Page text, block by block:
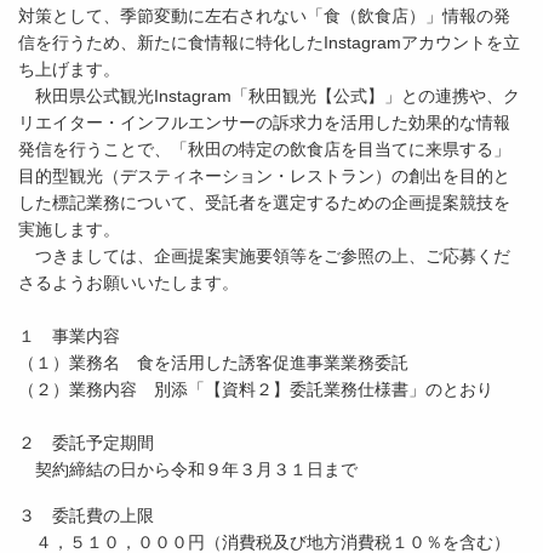
対策として、季節変動に左右されない「食（飲食店）」情報の発
信を行うため、新たに食情報に特化したInstagramアカウントを立
ち上げます。
秋田県公式観光Instagram「秋田観光【公式】」との連携や、ク
リエイター・インフルエンサーの訴求力を活用した効果的な情報
発信を行うことで、「秋田の特定の飲食店を目当てに来県する」
目的型観光（デスティネーション・レストラン）の創出を目的と
した標記業務について、受託者を選定するための企画提案競技を
実施します。
つきましては、企画提案実施要領等をご参照の上、ご応募くだ
さるようお願いいたします。
１ 事業内容
（１）業務名 食を活用した誘客促進事業業務委託
（２）業務内容 別添「【資料２】委託業務仕様書」のとおり
２ 委託予定期間
契約締結の日から令和９年３月３１日まで
３ 委託費の上限
４，５１０，０００円（消費税及び地方消費税１０％を含む）